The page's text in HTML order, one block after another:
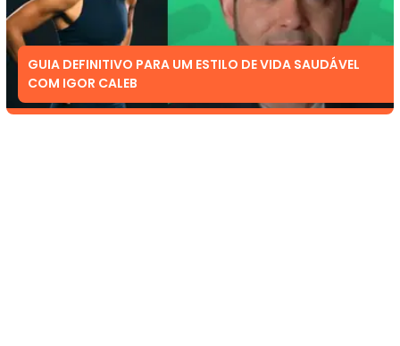
GUIA DEFINITIVO PARA UM ESTILO DE VIDA SAUDÁVEL
COM IGOR CALEB